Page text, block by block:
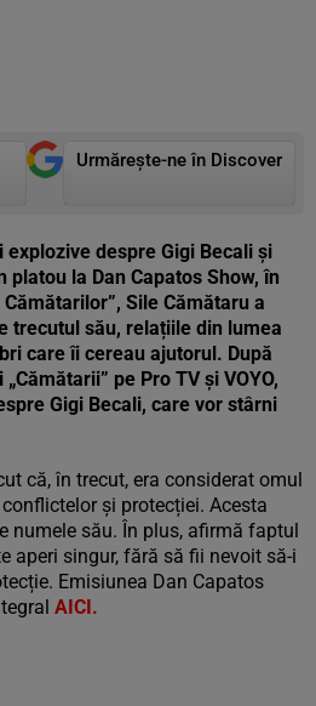
Urmărește-ne în Discover
despre Gigi Becali și
la Dan Capatos Show, în
Cămătarilor”, Sile Cămătaru a
trecutul său, relațiile din lumea
care îi cereau ajutorul. După
pe Pro TV și VOYO,
Gigi Becali, care vor stârni
că, în trecut, era considerat omul
și protecției. Acesta
numele său. În plus, afirmă faptul
aperi singur, fără să fii nevoit să-i
Emisiunea Dan Capatos
AICI.